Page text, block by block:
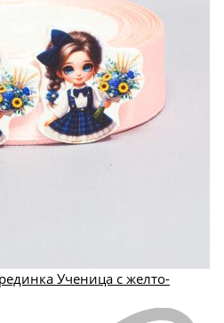
Ученица с желто-